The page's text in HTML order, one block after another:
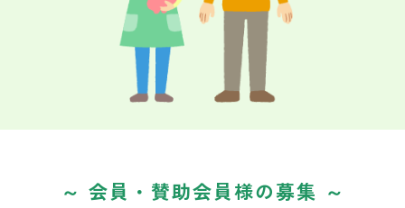
～ 会員・賛助会員様の募集 ～